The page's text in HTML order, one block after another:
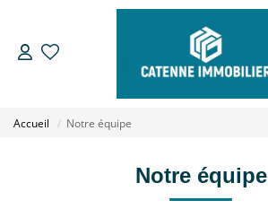
ESTIMER
Accueil Notre équipe
Notre équipe